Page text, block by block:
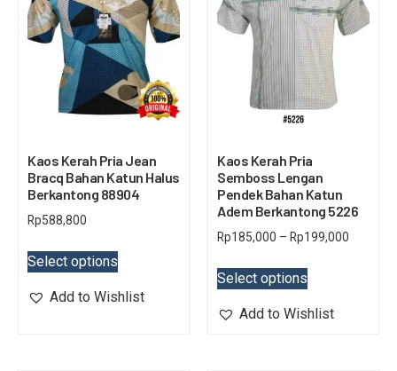
Kaos Kerah Pria Jean
Bracq Bahan Katun Halus
Berkantong 88904
Rp588,800
Select options
Add to Wishlist
Kaos Kerah Pria
Semboss Lengan
Pendek Bahan Katun
Adem Berkantong 5226
Rp185,000 – Rp199,000
Select options
Add to Wishlist